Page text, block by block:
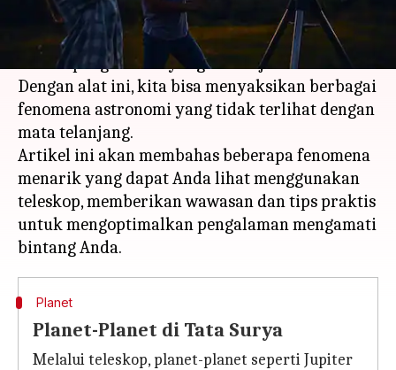
Apa ceritanya
Mengamati langit malam melalui teleskop
adalah pengalaman yang menakjubkan.
Dengan alat ini, kita bisa menyaksikan berbagai
fenomena astronomi yang tidak terlihat dengan
mata telanjang.
Artikel ini akan membahas beberapa fenomena
menarik yang dapat Anda lihat menggunakan
teleskop, memberikan wawasan dan tips praktis
untuk mengoptimalkan pengalaman mengamati
Planet
Planet-Planet di Tata Surya
Melalui teleskop, planet-planet seperti Jupiter